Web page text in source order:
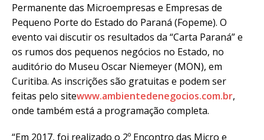
Permanente das Microempresas e Empresas de
Pequeno Porte do Estado do Paraná (Fopeme). O
evento vai discutir os resultados da “Carta Paraná” e
os rumos dos pequenos negócios no Estado, no
auditório do Museu Oscar Niemeyer (MON), em
Curitiba. As inscrições são gratuitas e podem ser
feitas pelo sitewww.ambientedenegocios.com.br,
onde também está a programação completa.
“Em 2017, foi realizado o 2º Encontro das Micro e